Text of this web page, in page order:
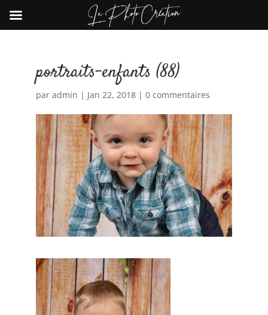
portraits-enfants (88)
par admin | Jan 22, 2018| 0 commentaires